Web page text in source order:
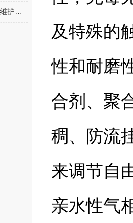
详细介绍高剪切乳化机的维护保养工作
及特殊的
性和耐磨
合剂、聚
稠、防流
来调节自
亲水性气